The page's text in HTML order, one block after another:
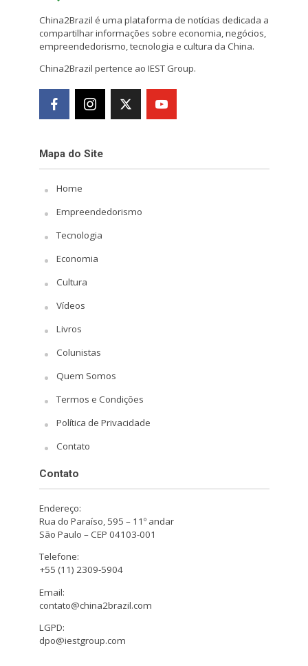
China2Brazil é uma plataforma de notícias dedicada a
compartilhar informações sobre economia, negócios,
empreendedorismo, tecnologia e cultura da China.
China2Brazil pertence ao IEST Group.
Mapa do Site
Home
Empreendedorismo
Tecnologia
Economia
Cultura
Vídeos
Livros
Colunistas
Quem Somos
Termos e Condições
Política de Privacidade
Contato
Contato
Endereço:
Rua do Paraíso, 595 – 11º andar
São Paulo – CEP 04103-001
Telefone:
+55 (11) 2309-5904
Email:
contato@china2brazil.com
LGPD:
dpo@iestgroup.com